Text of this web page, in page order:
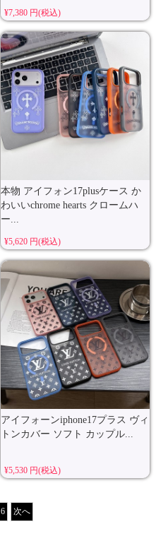
¥7,380 円(税込)
本物 アイフォン17plusケース か
わいいchrome hearts クロームハ
ー...
¥5,620 円(税込)
アイフォーンiphone17プラス ヴィ
トンカバー ソフト カップル...
¥5,530 円(税込)
6 次へ